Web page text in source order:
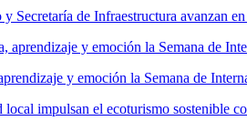
Secretaría de Infraestructura avanzan
y emoción la Semana de